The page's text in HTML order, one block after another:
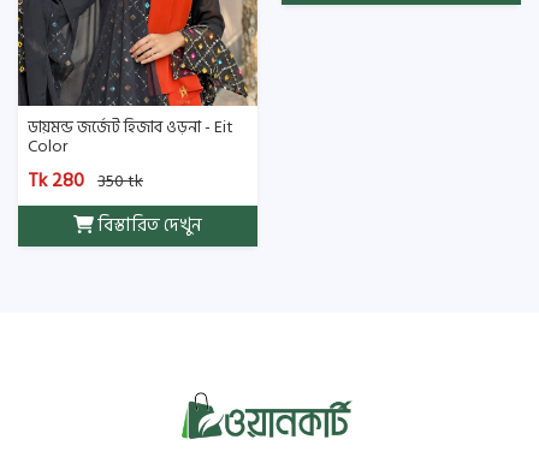
ডায়মন্ড জর্জেট হিজাব ওড়না - Eit
Color
Tk 280 350 tk
বিস্তারিত দেখুন